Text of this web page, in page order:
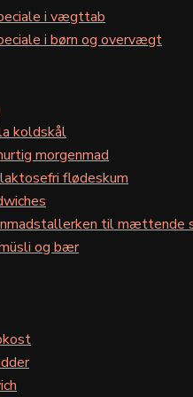
i vægttab
i børn og overvægt
koldskål
morgenmad
flødeskum
til mættende
og bær